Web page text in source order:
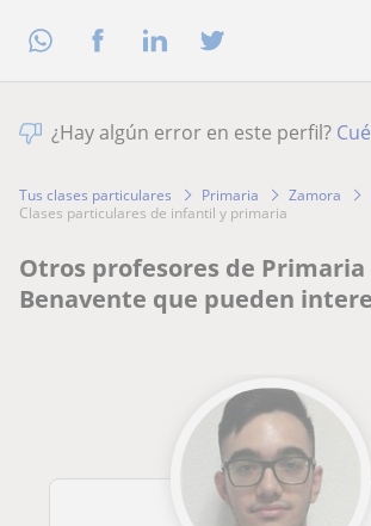
¿Hay algún error en este perfil?
Tus clases particulares Primaria Zamora
clases particulares de infantil y primaria
Otros profesores de Primaria
Benavente que pueden